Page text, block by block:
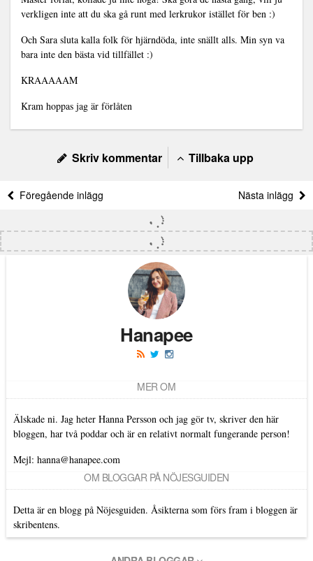
verkligen inte att du ska gå runt med lerkrukor istället för ben :)
Och Sara sluta kalla folk för hjärndöda, inte snällt alls. Min syn va
bara inte den bästa vid tillfället :)
KRAAAAAM
Kram hoppas jag är förlåten
Skriv kommentar Tillbaka upp
Föregående inlägg Nästa inlägg
Hanapee
MER OM
Älskade ni. Jag heter Hanna Persson och jag gör tv, skriver den här
bloggen, har två poddar och är en relativt normalt fungerande person!
Mejl: hanna@hanapee.com
OM BLOGGAR PÅ NÖJESGUIDEN
Detta är en blogg på Nöjesguiden. Åsikterna som förs fram i bloggen är
skribentens.